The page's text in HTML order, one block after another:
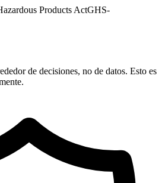
Products ActGHS-
de decisiones, no de datos. Esto es